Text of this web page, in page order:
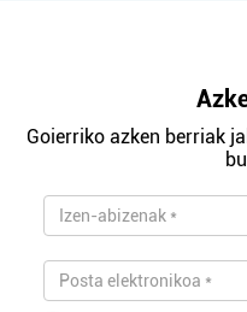
Goierriko azken berriak